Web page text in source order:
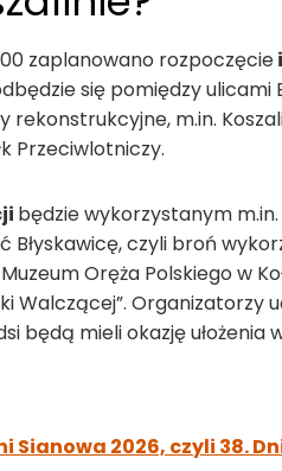
zaplanowano rozpoczęcie
się pomiędzy ulicami
rekonstrukcyjne, m.in.
Przeciwlotniczy.
będzie wykorzystanym
Błyskawicę, czyli broń
Oręża Polskiego w
Walczącej”.
będą mieli okazję
Sianowa 2026, czyli 38.